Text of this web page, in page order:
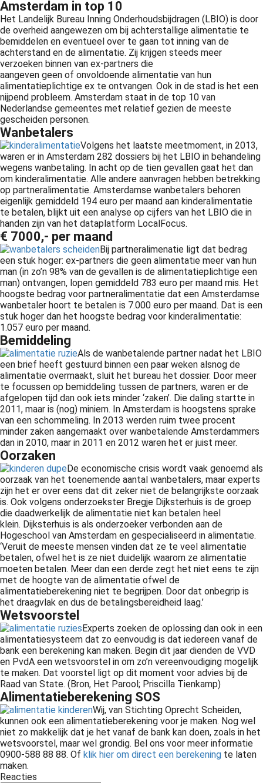
Amsterdam in top 10
Het Landelijk Bureau Inning Onderhoudsbijdragen (LBIO) is door
de overheid aangewezen om bij achterstallige alimentatie te
bemiddelen en eventueel over te gaan tot inning van de
achterstand en de alimentatie. Zij krijgen steeds meer
verzoeken binnen van ex-partners die
aangeven geen of onvoldoende alimentatie van hun
alimentatieplichtige ex te ontvangen. Ook in de stad is het een
nijpend probleem. Amsterdam staat in de top 10 van
Nederlandse gemeentes met relatief gezien de meeste
gescheiden personen.
Wanbetalers
Volgens het laatste meetmoment, in 2013,
waren er in Amsterdam 282 dossiers bij het LBIO in behandeling
wegens wanbetaling. In acht op de tien gevallen gaat het dan
om kinderalimentatie. Alle andere aanvragen hebben betrekking
op partneralimentatie. Amsterdamse wanbetalers behoren
eigenlijk gemiddeld 194 euro per maand aan kinderalimentatie
te betalen, blijkt uit een analyse op cijfers van het LBIO die in
handen zijn van het dataplatform LocalFocus.
€ 7000,- per maand
Bij partneralimenatie ligt dat bedrag
een stuk hoger: ex-partners die geen alimentatie meer van hun
man (in zo’n 98% van de gevallen is de alimentatieplichtige een
man) ontvangen, lopen gemiddeld 783 euro per maand mis. Het
hoogste bedrag voor partneralimentatie dat een Amsterdamse
wanbetaler hoort te betalen is 7.000 euro per maand. Dat is een
stuk hoger dan het hoogste bedrag voor kinderalimentatie:
1.057 euro per maand.
Bemiddeling
Als de wanbetalende partner nadat het LBIO
een brief heeft gestuurd binnen een paar weken alsnog de
alimentatie overmaakt, sluit het bureau het dossier. Door meer
te focussen op bemiddeling tussen de partners, waren er de
afgelopen tijd dan ook iets minder ‘zaken’. Die daling startte in
2011, maar is (nog) miniem. In Amsterdam is hoogstens sprake
van een schommeling. In 2013 werden ruim twee procent
minder zaken aangemaakt over wanbetalende Amsterdammers
dan in 2010, maar in 2011 en 2012 waren het er juist meer.
Oorzaken
De economische crisis wordt vaak genoemd als
oorzaak van het toenemende aantal wanbetalers, maar experts
zijn het er over eens dat dit zeker niet de belangrijkste oorzaak
is. Ook volgens onderzoekster Bregje Dijksterhuis is de groep
die daadwerkelijk de alimentatie niet kan betalen heel
klein. Dijksterhuis is als onderzoeker verbonden aan de
Hogeschool van Amsterdam en gespecialiseerd in alimentatie.
‘Veruit de meeste mensen vinden dat ze te veel alimentatie
betalen, ofwel het is ze niet duidelijk waarom ze alimentatie
moeten betalen. Meer dan een derde zegt het niet eens te zijn
met de hoogte van de alimentatie ofwel de
alimentatieberekening niet te begrijpen. Door dat onbegrip is
het draagvlak en dus de betalingsbereidheid laag.’
Wetsvoorstel
Experts zoeken de oplossing dan ook in een
alimentatiesysteem dat zo eenvoudig is dat iedereen vanaf de
bank een berekening kan maken. Begin dit jaar dienden de VVD
en PvdA een wetsvoorstel in om zo’n vereenvoudiging mogelijk
te maken. Dat voorstel ligt op dit moment voor advies bij de
Raad van State. (Bron, Het Parool; Priscilla Tienkamp)
Alimentatieberekening SOS
Wij, van Stichting Oprecht Scheiden,
kunnen ook een alimentatieberekening voor je maken. Nog wel
niet zo makkelijk dat je het vanaf de bank kan doen, zoals in het
wetsvoorstel, maar wel grondig. Bel ons voor meer informatie
0900-588 88 88. Of klik hier om direct een berekening te laten
maken.
Reacties
gebruikt
te
de
Hierdoor
website-
van